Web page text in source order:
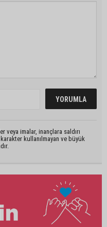
veya imalar, inançlara saldırı
kullanılmayan ve büyük